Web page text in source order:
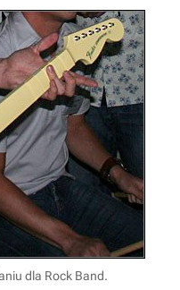
dla Rock Band.